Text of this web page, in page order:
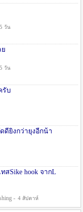
5 วัน
5 วัน
รับ
ยิ่งกว่ายุงอีกน้า
สSike hook จากL
- 4 สัปดาห์